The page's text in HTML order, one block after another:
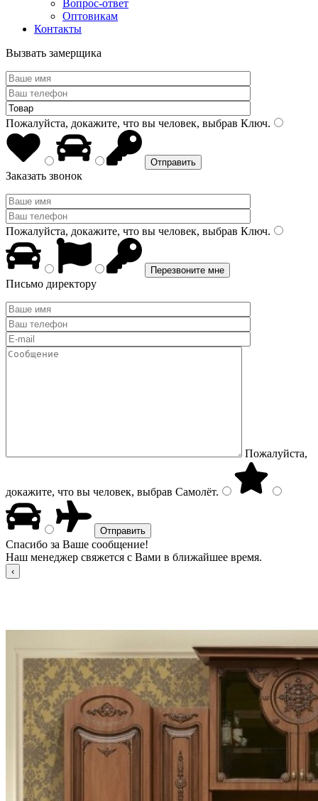
Вопрос-ответ
Оптовикам
Контакты
Вызвать замерщика
Пожалуйста, докажите, что вы человек, выбрав Ключ.
Заказать звонок
Пожалуйста, докажите, что вы человек, выбрав Ключ.
Письмо директору
Пожалуйста,
докажите, что вы человек, выбрав Самолёт.
Спасибо за Ваше сообщение!
Наш менеджер свяжется с Вами в ближайшее время.